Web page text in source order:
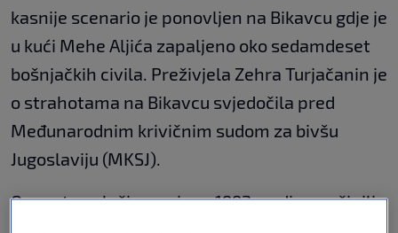
kasnije scenario je ponovljen na Bikavcu gdje je
u kući Mehe Aljića zapaljeno oko sedamdeset
bošnjačkih civila. Preživjela Zehra Turjačanin je
o strahotama na Bikavcu svjedočila pred
Međunarodnim krivičnim sudom za bivšu
Jugoslaviju (MKSJ).
Ove ratne zločine su juna 1992. godine počinili